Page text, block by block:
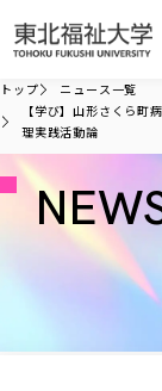
大学について
大学理念
大学の概要
学部・大学院
総合福祉
トップ
ニュース一覧
【学び】山形さくら町
理実践活動論